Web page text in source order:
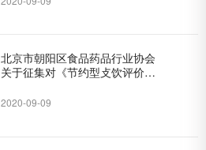
北京市朝阳区食品药品行业协会
关于征集对《节约型攴饮评价导
2020-09-09